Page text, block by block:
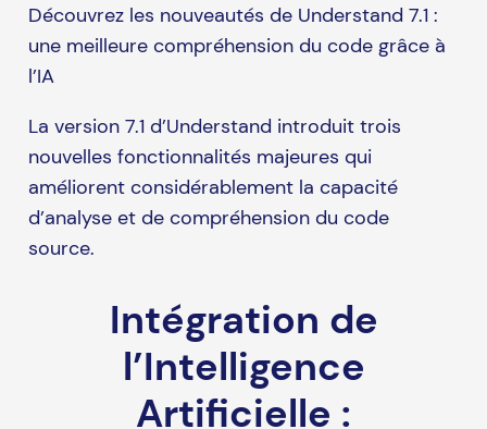
Découvrez les nouveautés de Understand 7.1 :
une meilleure compréhension du code grâce à
l’IA
La version 7.1 d’Understand introduit trois
nouvelles fonctionnalités majeures qui
améliorent considérablement la capacité
d’analyse et de compréhension du code
source.
Intégration de
l’Intelligence
Artificielle :